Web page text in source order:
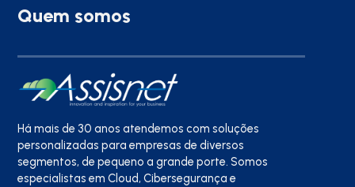
Quem somos
Há mais de 30 anos atendemos com soluções
personalizadas para empresas de diversos
segmentos, de pequeno a grande porte. Somos
especialistas em Cloud, Cibersegurança e